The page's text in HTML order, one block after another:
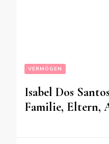
VERMÖGEN
Isabel Dos
Familie, Eltern,